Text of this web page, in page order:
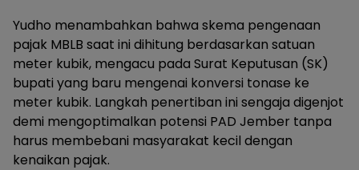
​Yudho menambahkan bahwa skema pengenaan
pajak MBLB saat ini dihitung berdasarkan satuan
meter kubik, mengacu pada Surat Keputusan (SK)
bupati yang baru mengenai konversi tonase ke
meter kubik. Langkah penertiban ini sengaja digenjot
demi mengoptimalkan potensi PAD Jember tanpa
harus membebani masyarakat kecil dengan
kenaikan pajak.